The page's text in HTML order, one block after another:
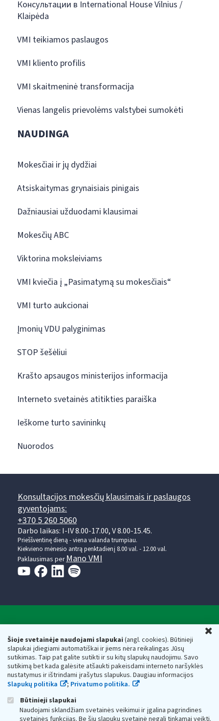
Šioje svetainėje naudojami slapukai(angl. cookies). Būtinieji
slapukai įdiegiami automatiškai ir jiems nėra reikalingas Jūsų
sutikimas. Taip pat galite sutikti ir su kitų slapukų naudojimu. Savo
sutikimą bet kada galėsite atšaukti pakeisdami interneto naršyklės
nustatymus ir ištrindami įrašytus slapukus. Daugiau informacijos
Slapukų politika
; Privatumo politika.
Būtinieji slapukai
Naudojami sklandžiam svetainės veikimui ir įgalina pagrindines
svetainės funkcijas. Be šių slapukų svetainė negali tinkamai veikti.
Консультации в International House Vilnius /
Klaipėda
VMI teikiamos paslaugos
VMI kliento profilis
VMI skaitmeninė transformacija
Vienas langelis prievolėms valstybei sumokėti
NAUDINGA
Mokesčiai ir jų dydžiai
Atsiskaitymas grynaisiais pinigais
Dažniausiai užduodami klausimai
Mokesčių ABC
Viktorina moksleiviams
VMI kviečia į „Pasimatymą su mokesčiais“
VMI turto aukcionai
Įmonių VDU palyginimas
STOP šešėliui
Krašto apsaugos ministerijos informacija
Interneto svetainės atitikties paraiška
Ieškome turto savininkų
Nuorodos
Konsultacijos mokesčių klausimais ir paslaugos
gyventojams:
+370 5 260 5060
Darbo laikas: I-IV 8.00-17.00, V 8.00-15.45.
Prieššventinę dieną - viena valanda trumpiau.
Kiekvieno mėnesio antrą penktadienį 8.00 val. - 12.00 val.
Paklausimas per Mano VMI
Respublikos finansų ministerijos
Biudžetinė įstaiga. Juridinio asmens kodas — 188659752,
adresas: Vasario 16-osios g. 14, 01107 Vilnius, Lietuva, el.paštas:
vmi@vmi.lt, E. pristatymo dėžutės adresas 188659752
Duomenys apie Valstybinę mokesčių inspekciją prie Lietuvos
Respublikos finansų ministerijos kaupiami ir saugomi Juridinių